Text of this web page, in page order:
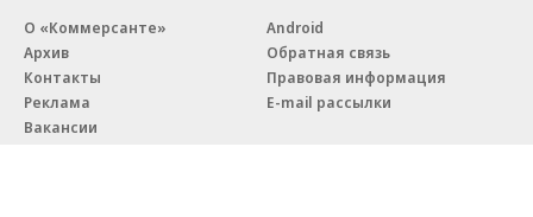
О «Коммерсанте»
Архив
Контакты
Реклама
Вакансии
Android
Обратная связь
Правовая информация
E-mail рассылки